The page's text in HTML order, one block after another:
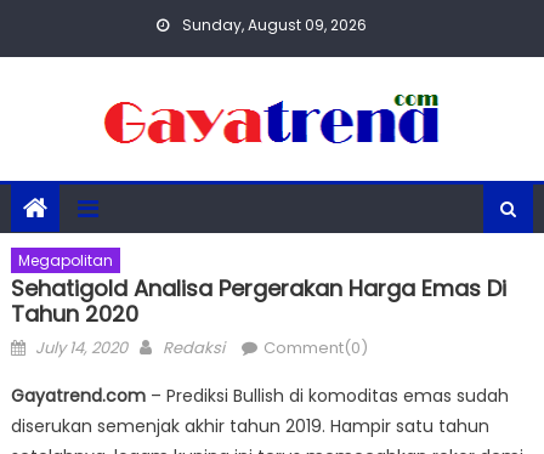
Sunday, August 09, 2026
Megapolitan
Sehatigold Analisa Pergerakan Harga Emas Di
Tahun 2020
Posted
July 14, 2020 Author
Redaksi Comment(0)
Gayatrend.com – Prediksi Bullish di komoditas emas sudah
diserukan semenjak akhir tahun 2019. Hampir satu tahun